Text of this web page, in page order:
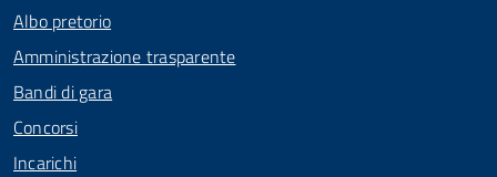
Albo pretorio
Amministrazione trasparente
Bandi di gara
Concorsi
Incarichi